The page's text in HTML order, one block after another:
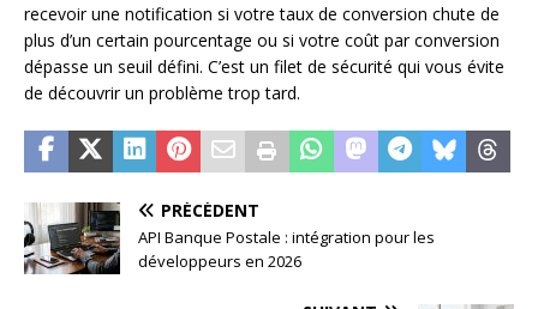
recevoir une notification si votre taux de conversion chute de
plus d’un certain pourcentage ou si votre coût par conversion
dépasse un seuil défini. C’est un filet de sécurité qui vous évite
de découvrir un problème trop tard.
PRÉCÉDENT
API Banque Postale : intégration pour les
développeurs en 2026